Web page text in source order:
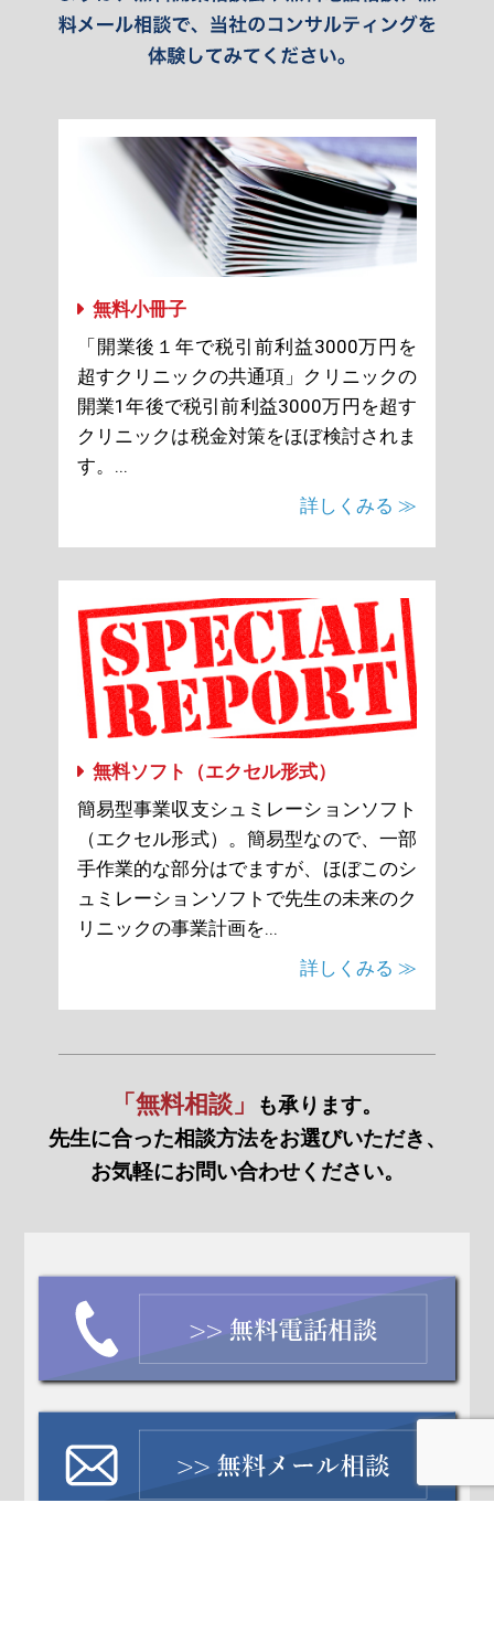
無料小冊子
「開業後１年で税引前利益3000万円を
超すクリニックの共通項」クリニックの
開業1年後で税引前利益3000万円を超す
クリニックは税金対策をほぼ検討されま
す。...
詳しくみる ≫
無料ソフト（エクセル形式）
簡易型事業収支シュミレーションソフト
（エクセル形式）。簡易型なので、一部
手作業的な部分はでますが、ほぼこのシ
ュミレーションソフトで先生の未来のク
リニックの事業計画を...
詳しくみる ≫
「無料相談」
も承ります。
先生に合った相談方法をお選びいただき、
お気軽にお問い合わせください。